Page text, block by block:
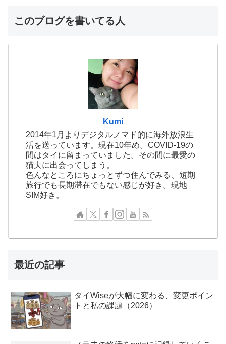
このブログを書いてる人
Kumi
2014年1月よりデジタルノマド的に海外放浪生
活を送っています。現在10年め。COVID-19の
間はタイに留まっていました。その間に最愛の
猫夫に出会ってしまう。
色んなところにちょっとずつ住んでみる、短期
旅行でも長期滞在でもない感じが好き。現地
SIM好き。
最近の記事
タイWiseが大幅に変わる、変更ポイン
トと私の課題（2026）